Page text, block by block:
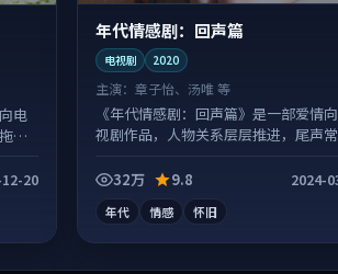
电
20
年代情感剧：回声篇
电视剧 2020
主演：章子怡、汤唯 等
《年代情感剧：回声篇》是一部爱情
视剧作品，人物关系层层推进，尾声
32万
9.8 2024-
年代 情感 怀旧